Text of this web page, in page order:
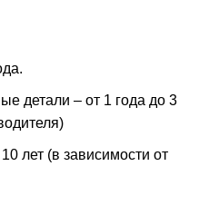
детали – от 1 года до 3
лет (в зависимости от